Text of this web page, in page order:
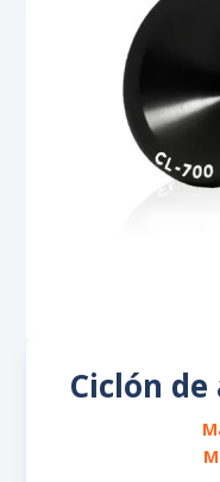
Ciclón